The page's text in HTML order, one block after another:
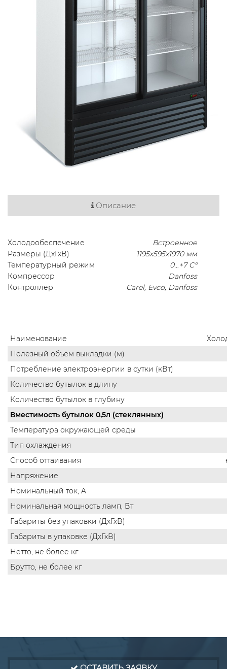
Описание
Холодообеспечение
Встроенное
Размеры (ДхГхВ)
1195х595х1970 мм
Температурный режим
0…+7 C°
Компрессор
Danfoss
Контроллер
Carel, Evco, Danfoss
Наименование
Полезный объем выкладки (м)
Потребление электроэнергии в сутки (кВт)
Количество бутылок в длину
Количество бутылок в глубину
Вместимость бутылок 0,5л (стеклянных)
Температура окружающей среды
Тип охлаждения
Способ оттаивания
Напряжение
Номинальный ток, A
Номинальная мощность ламп, Вт
Габариты без упаковки (ДхГхВ)
Габариты в упаковке (ДхГхВ)
Нетто, не более кг
Брутто, не более кг